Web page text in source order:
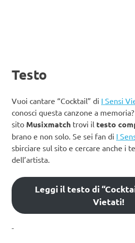
Testo
Vuoi cantare “Cocktail” di I Sensi
conosci questa canzone a
sito Musixmatch trovi il testo
brano e non solo. Se sei fan di I
sbirciare sul sito e cercare anche i
dell’artista.
Leggi il testo di
Vietati!
-